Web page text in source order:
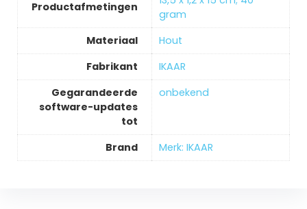
Productafmetingen
gram
Materiaal
‎Hout
Fabrikant
‎IKAAR
Gegarandeerde
software-updates
tot
‎onbekend
Brand Merk: IKAAR